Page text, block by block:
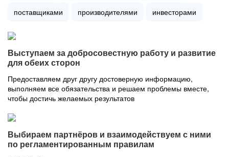
поставщиками производителями инвесторами
Выступаем за добросовестную работу и развитие
для обеих сторон
Предоставляем друг другу достоверную информацию,
выполняем все обязательства и решаем проблемы вместе,
чтобы достичь желаемых результатов
Выбираем партнёров и взаимодействуем с ними
по регламентированным правилам